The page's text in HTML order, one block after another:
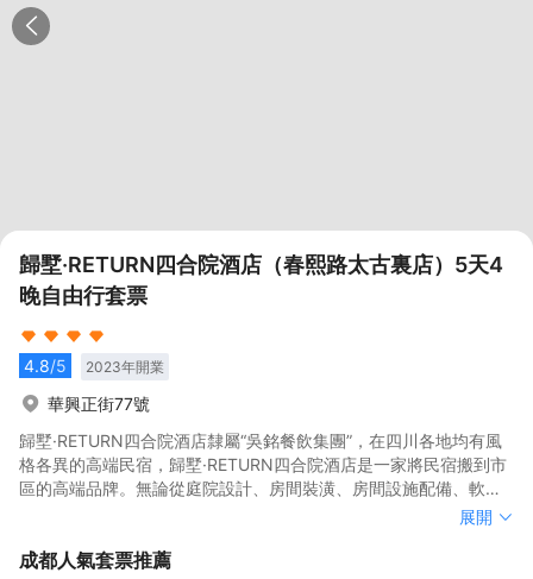
歸墅·RETURN四合院酒店（春熙路太古裏店）5天4
晚自由行套票
4.8/5 2023年開業
華興正街77號
歸墅·RETURN四合院酒店隸屬“吳銘餐飲集團”，在四川各地均有風
格各異的高端民宿，歸墅·RETURN四合院酒店是一家將民宿搬到市
區的高端品牌。無論從庭院設計、房間裝潢、房間設施配備、軟裝
擺件，都結合國內外多元化的元素，有16種不同風格，全酒店綠植
讓入住賓客感受到不一樣的風情萬種。
歸墅·RETURN四合院酒店隸屬“吳銘餐飲集團”，在四川各地均有風
區的高端品牌。無論從庭院設計、房間裝潢、房間設施配備、軟裝
展開
成都人氣套票推薦